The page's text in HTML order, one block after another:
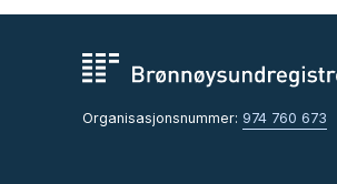
Organisasjonsnummer: 974 760 673